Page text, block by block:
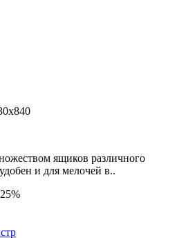
ящиков различного
и для мелочей в..
25%